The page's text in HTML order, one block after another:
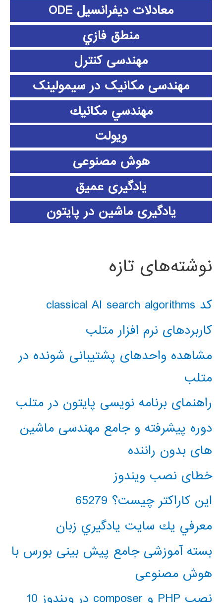
معادلات دیفرانسیل ODE
منطق فازي
مهندسی کنترل
مهندسی مکانیک در سیمولینک
مهندسي مكانيك
ویولت
هوش مصنوعی
یادگیری عمیق
یادگیری ماشین در پایتون
نوشته‌های تازه
کد classical AI search algorithms
کاربردهای نرم افزار متلب
مشاهده واحدهای پشتیبانی شونده در
متلب
راهنمای برنامه نویسی پایتون در متلب
دوره پیشرفته و جامع مهندسی ماشین
های بدون راننده
خطای نصب ویندوز
این کاراکتر چیست؟ 65279
معرفي يك سايت يادگيري زبان
بسته آموزشی جامع پیش بینی بورس با
هوش مصنوعی
نصب PHP و composer در ویندوز 10